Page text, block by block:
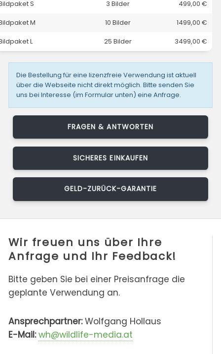
S 3 Bilder
499,00 €
M
10 Bilder
1499,00 €
L
25 Bilder 3499,00 €
Die Bestellung für eine lizenzfreie Verwendung ist aktuell
über die Webseite nicht direkt möglich. Bitte senden Sie
uns bei Interesse (im Formular unten) eine Anfrage.
FRAGEN & ANTWORTEN
SICHERES EINKAUFEN
GELD-ZURÜCK-GARANTIE
Wir freuen uns über Ihre
Anfrage und Ihr Feedback!
Bitte geben Sie bei einer Preisanfrage die
geplante Verwendung an.
Ansprechpartner:Wolfgang Hollaus
E-Mail: wh@wildlife-media.at